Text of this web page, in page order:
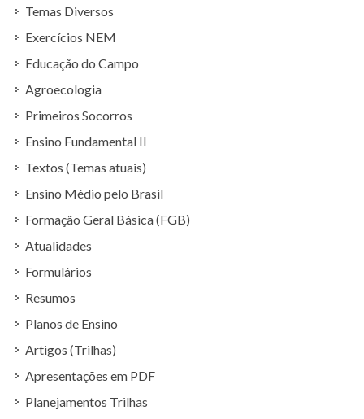
Temas Diversos
Exercícios NEM
Educação do Campo
Agroecologia
Primeiros Socorros
Ensino Fundamental II
Textos (Temas atuais)
Ensino Médio pelo Brasil
Formação Geral Básica (FGB)
Atualidades
Formulários
Resumos
Planos de Ensino
Artigos (Trilhas)
Apresentações em PDF
Planejamentos Trilhas